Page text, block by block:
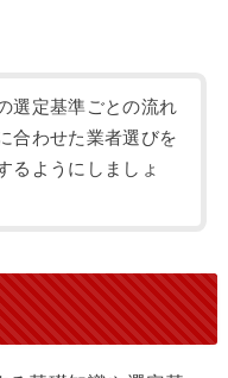
選定基準ごとの流れ
合わせた業者選びを
るようにしましょ